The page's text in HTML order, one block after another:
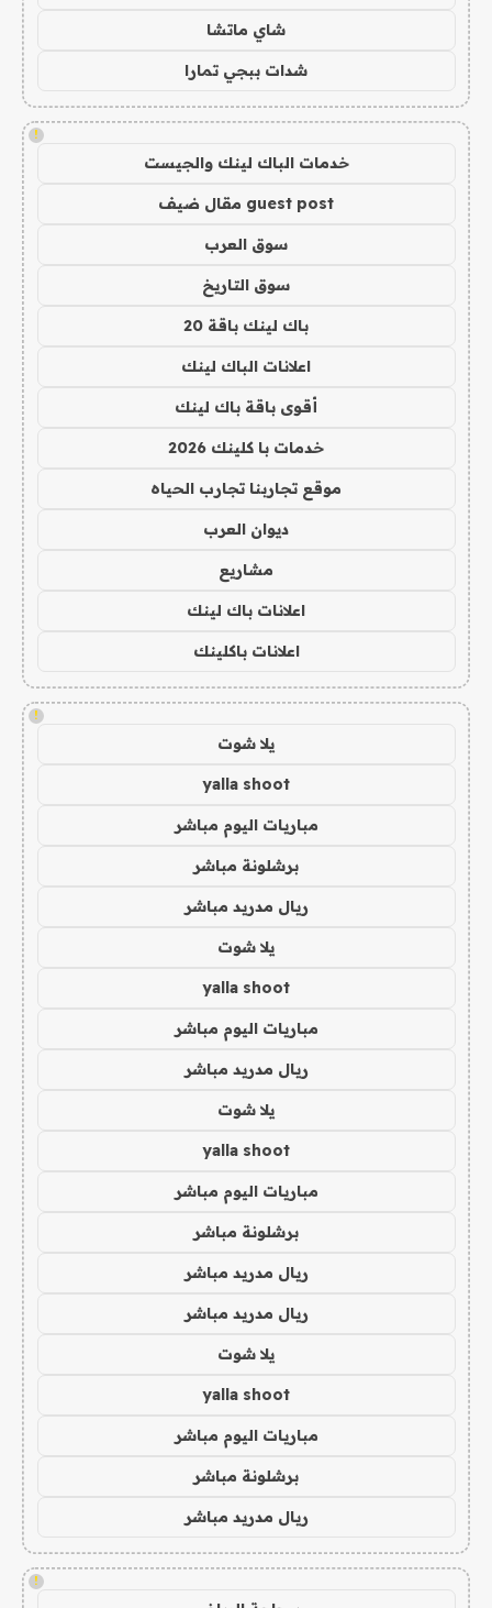
شاي ماتشا
شدات ببجي تمارا
!
خدمات الباك لينك والجيست
guest post مقال ضيف
سوق العرب
سوق التاريخ
باك لينك باقة 20
اعلانات الباك لينك
أقوى باقة باك لينك
خدمات با كلينك 2026
موقع تجاربنا تجارب الحياه
ديوان العرب
مشاريع
اعلانات باك لينك
اعلانات باكلينك
!
يلا شوت
yalla shoot
مباريات اليوم مباشر
برشلونة مباشر
ريال مدريد مباشر
يلا شوت
yalla shoot
مباريات اليوم مباشر
ريال مدريد مباشر
يلا شوت
yalla shoot
مباريات اليوم مباشر
برشلونة مباشر
ريال مدريد مباشر
ريال مدريد مباشر
يلا شوت
yalla shoot
مباريات اليوم مباشر
برشلونة مباشر
ريال مدريد مباشر
!